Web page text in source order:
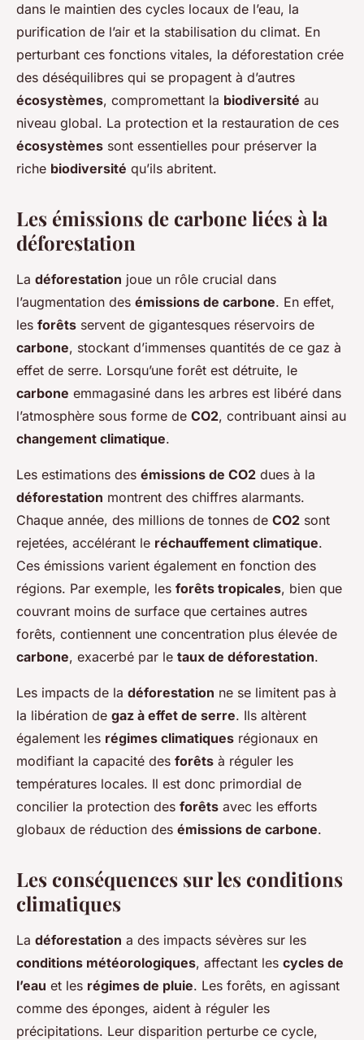
dans le maintien des cycles locaux de l’eau, la
purification de l’air et la stabilisation du climat. En
perturbant ces fonctions vitales, la déforestation crée
des déséquilibres qui se propagent à d’autres
écosystèmes, compromettant la biodiversité au
niveau global. La protection et la restauration de ces
écosystèmes sont essentielles pour préserver la
riche biodiversité qu’ils abritent.
Les émissions de carbone liées à la
déforestation
La déforestation joue un rôle crucial dans
l’augmentation des émissions de carbone. En effet,
les forêts servent de gigantesques réservoirs de
carbone, stockant d’immenses quantités de ce gaz à
effet de serre. Lorsqu’une forêt est détruite, le
carbone emmagasiné dans les arbres est libéré dans
l’atmosphère sous forme de CO2, contribuant ainsi au
changement climatique.
Les estimations des émissions de CO2 dues à la
déforestation montrent des chiffres alarmants.
Chaque année, des millions de tonnes de CO2 sont
rejetées, accélérant le réchauffement climatique.
Ces émissions varient également en fonction des
régions. Par exemple, les forêts tropicales, bien que
couvrant moins de surface que certaines autres
forêts, contiennent une concentration plus élevée de
carbone, exacerbé par le taux de déforestation.
Les impacts de la déforestation ne se limitent pas à
la libération de gaz à effet de serre. Ils altèrent
également les régimes climatiques régionaux en
modifiant la capacité des forêts à réguler les
températures locales. Il est donc primordial de
concilier la protection des forêts avec les efforts
globaux de réduction des émissions de carbone.
Les conséquences sur les conditions
climatiques
La déforestation a des impacts sévères sur les
conditions météorologiques, affectant les cycles de
l’eau et les régimes de pluie. Les forêts, en agissant
comme des éponges, aident à réguler les
précipitations. Leur disparition perturbe ce cycle,